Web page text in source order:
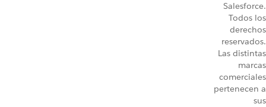
Salesforce.
Todos los
derechos
reservados.
Las distintas
marcas
comerciales
pertenecen a
sus